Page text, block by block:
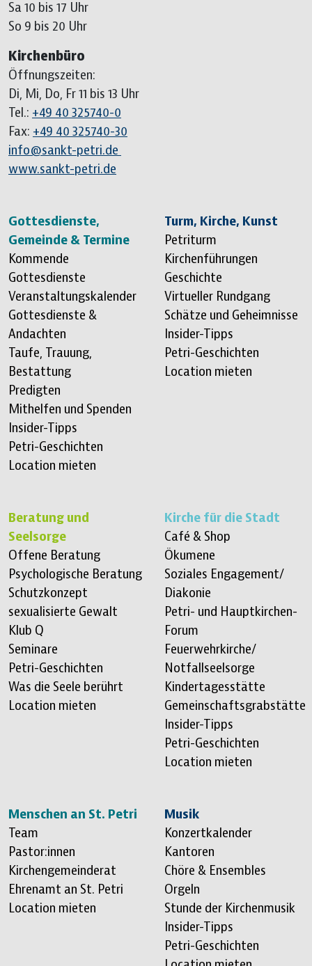
Sa 10 bis 17 Uhr
So 9 bis 20 Uhr
Kirchenbüro
Öffnungszeiten:
Di, Mi, Do, Fr 11 bis 13 Uhr
Tel.: +49 40 325740-0
Fax: +49 40 325740-30
info@sankt-petri.de
www.sankt-petri.de
Sitemap überspringen
Gottesdienste,
Gemeinde & Termine
Kommende
Gottesdienste
Veranstaltungskalender
Gottesdienste &
Andachten
Taufe, Trauung,
Bestattung
Predigten
Mithelfen und Spenden
Insider-Tipps
Petri-Geschichten
Location mieten
Turm, Kirche, Kunst
Petriturm
Kirchenführungen
Geschichte
Virtueller Rundgang
Schätze und Geheimnisse
Insider-Tipps
Petri-Geschichten
Location mieten
Beratung und
Seelsorge
Offene Beratung
Psychologische Beratung
Schutzkonzept
sexualisierte Gewalt
Klub Q
Seminare
Petri-Geschichten
Was die Seele berührt
Location mieten
Kirche für die Stadt
Café & Shop
Ökumene
Soziales Engagement/
Diakonie
Petri- und Hauptkirchen-
Forum
Feuerwehrkirche/
Notfallseelsorge
Kindertagesstätte
Gemeinschaftsgrabstätte
Insider-Tipps
Petri-Geschichten
Location mieten
Menschen an St. Petri
Team
Pastor:innen
Kirchengemeinderat
Ehrenamt an St. Petri
Location mieten
Musik
Konzertkalender
Kantoren
Chöre & Ensembles
Orgeln
Stunde der Kirchenmusik
Insider-Tipps
Petri-Geschichten